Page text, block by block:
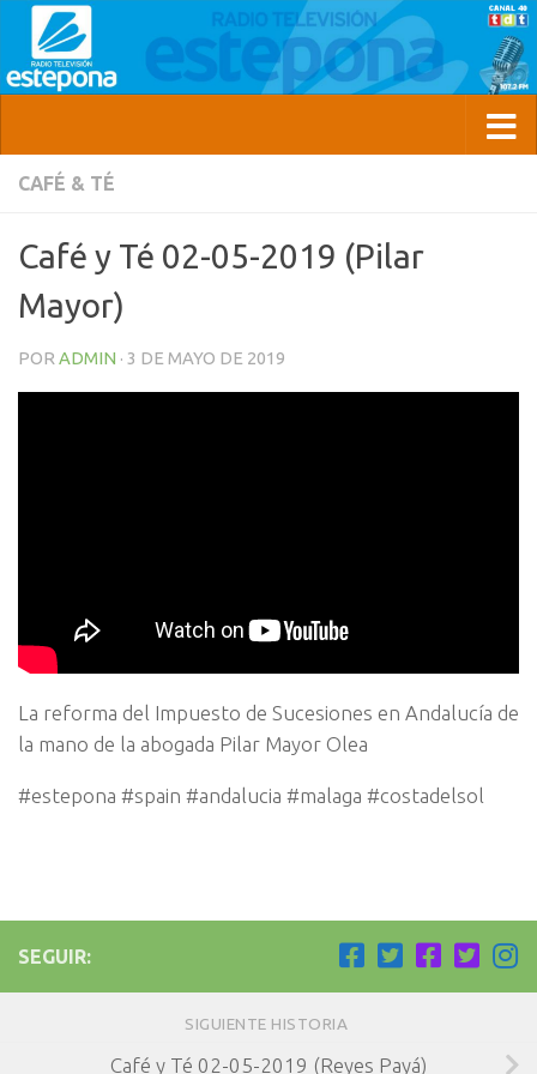
CAFÉ & TÉ
Café y Té 02-05-2019 (Pilar
Mayor)
POR ADMIN · 3 DE MAYO DE 2019
La reforma del Impuesto de Sucesiones en Andalucía de
la mano de la abogada Pilar Mayor Olea
#estepona #spain #andalucia #malaga #costadelsol
SEGUIR:
SIGUIENTE HISTORIA
Café y Té 02-05-2019 (Reyes Payá)